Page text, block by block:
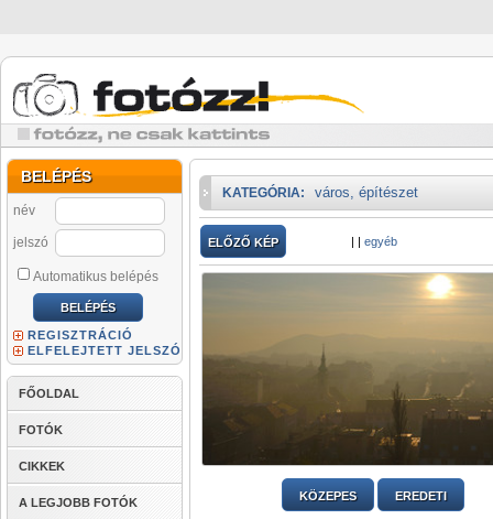
BELÉPÉS
név
jelszó
Automatikus belépés
REGISZTRÁCIÓ
ELFELEJTETT JELSZÓ
FŐOLDAL
FOTÓK
CIKKEK
A LEGJOBB FOTÓK
KATEGÓRIA: város, építészet
ELŐZŐ KÉP | | egyéb
KÖZEPES EREDETI